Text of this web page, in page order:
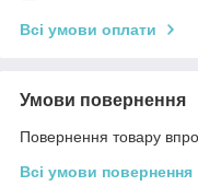
Всі умови оплати
Умови повернення
Повернення товару
Всі умови повернення